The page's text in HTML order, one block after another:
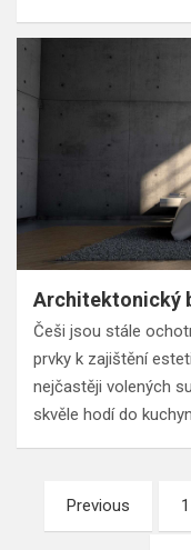
Architektonický
Češi jsou stále
prvky k zajištění
nejčastěji volených
skvěle hodí do
Stránkování
příspěvků
Previous 1